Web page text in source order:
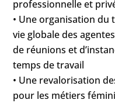
professionnelle et
• Une organisation du
vie globale des
de réunions et
temps de travail
• Une revalorisation
pour les métiers